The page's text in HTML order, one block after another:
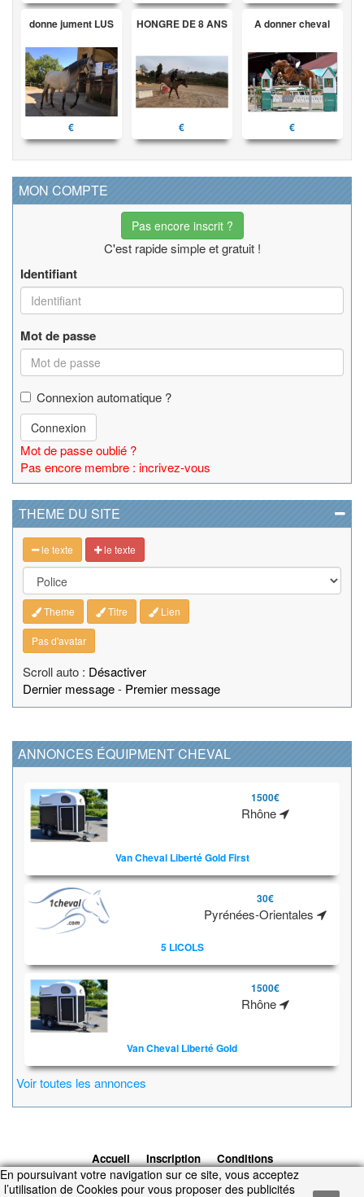
donne jument LUS
€
HONGRE DE 8 ANS
€
A donner cheval
€
MON COMPTE
Pas encore inscrit ?
C'est rapide simple et gratuit !
Identifiant
Mot de passe
Connexion automatique ?
Connexion
Mot de passe oublié ?
Pas encore membre : incrivez-vous
THEME DU SITE
le texte le texte
Theme Titre Lien
Pas d'avatar
Scroll auto : Désactiver
Dernier message- Premier message
ANNONCES ÉQUIPMENT CHEVAL
1500€
Rhône
Van Cheval Liberté Gold First
30€
Pyrénées-Orientales
5 LICOLS
1500€
Rhône
Van Cheval Liberté Gold
Voir toutes les annonces
Accueil Inscription
Conditions
d'utilisation
Contacts © 2026 1cheval.com
Ecurie Virtuelle -
Jeu Cheval
En poursuivant votre navigation sur ce site, vous acceptez
l’utilisation de Cookies pour vous proposer des publicités